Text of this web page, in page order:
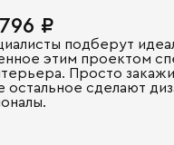
₽
подберут
этим проектом
Просто
остальное сделают